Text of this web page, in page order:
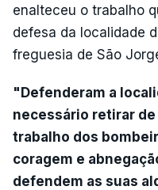
enalteceu o trabalho
defesa da localidade
freguesia de São
"Defenderam a
necessário retirar de
trabalho dos
coragem e
defendem as suas